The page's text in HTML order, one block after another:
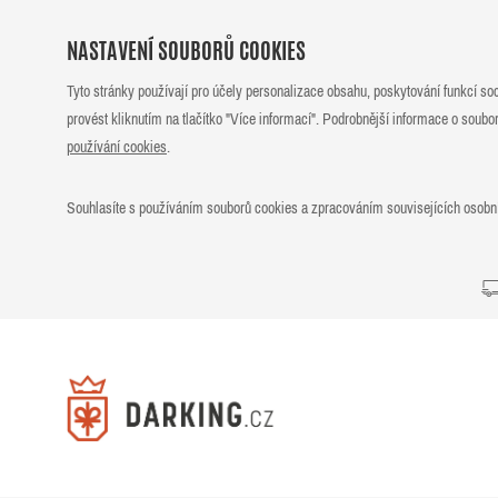
NASTAVENÍ SOUBORŮ COOKIES
Tyto stránky používají pro účely personalizace obsahu, poskytování funkcí
provést kliknutím na tlačítko "Více informací". Podrobnější informace o
používání cookies.
Souhlasíte s používáním souborů cookies a zpracováním souvisejících